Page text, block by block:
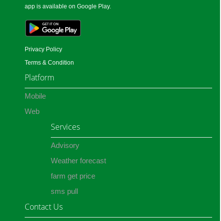
app is available on Google Play.
Privacy Policy
Terms & Condition
Platform
Mobile
Web
Services
Advisory
Weather forecast
farm get price
sms pull
Contact Us